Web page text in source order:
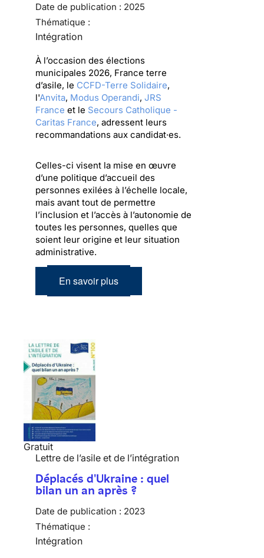
Date de publication : 2025
Thématique :
Intégration
À l’occasion des élections
municipales 2026, France terre
d’asile, le CCFD-Terre Solidaire,
l'Anvita, Modus Operandi, JRS
France et le Secours Catholique -
Caritas France, adressent leurs
recommandations aux candidat·es.
Celles-ci visent la mise en œuvre
d’une politique d’accueil des
personnes exilées à l’échelle locale,
mais avant tout de permettre
l’inclusion et l’accès à l’autonomie de
toutes les personnes, quelles que
soient leur origine et leur situation
administrative.
En savoir plus
Gratuit
Lettre de l’asile et de l’intégration
Déplacés d'Ukraine : quel
bilan un an après ?
Date de publication : 2023
Thématique :
Intégration